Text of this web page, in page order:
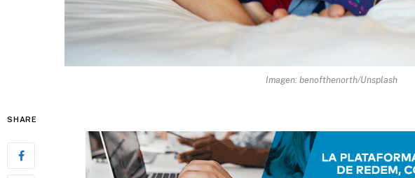
Imagen: benofthenorth/Unsplash
SHARE